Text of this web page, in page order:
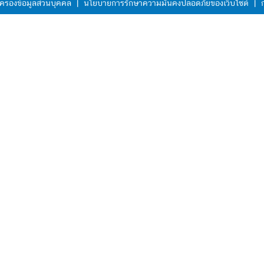
รองข้อมูลส่วนบุคคล | นโยบายการรักษาความมั่นคงปลอดภัยของเว็บไซต์ |